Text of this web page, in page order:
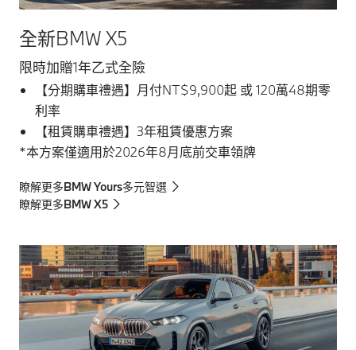
全新BMW X5
限時加贈1年乙式全險
【分期購車禮遇】月付NT$9,900起 或 120萬48期零
利率
【租賃購車禮遇】3年租賃優惠方案
*本方案僅適用於2026年8月底前交車領牌
瞭解更多BMW Yours多元智選
瞭解更多BMW X5